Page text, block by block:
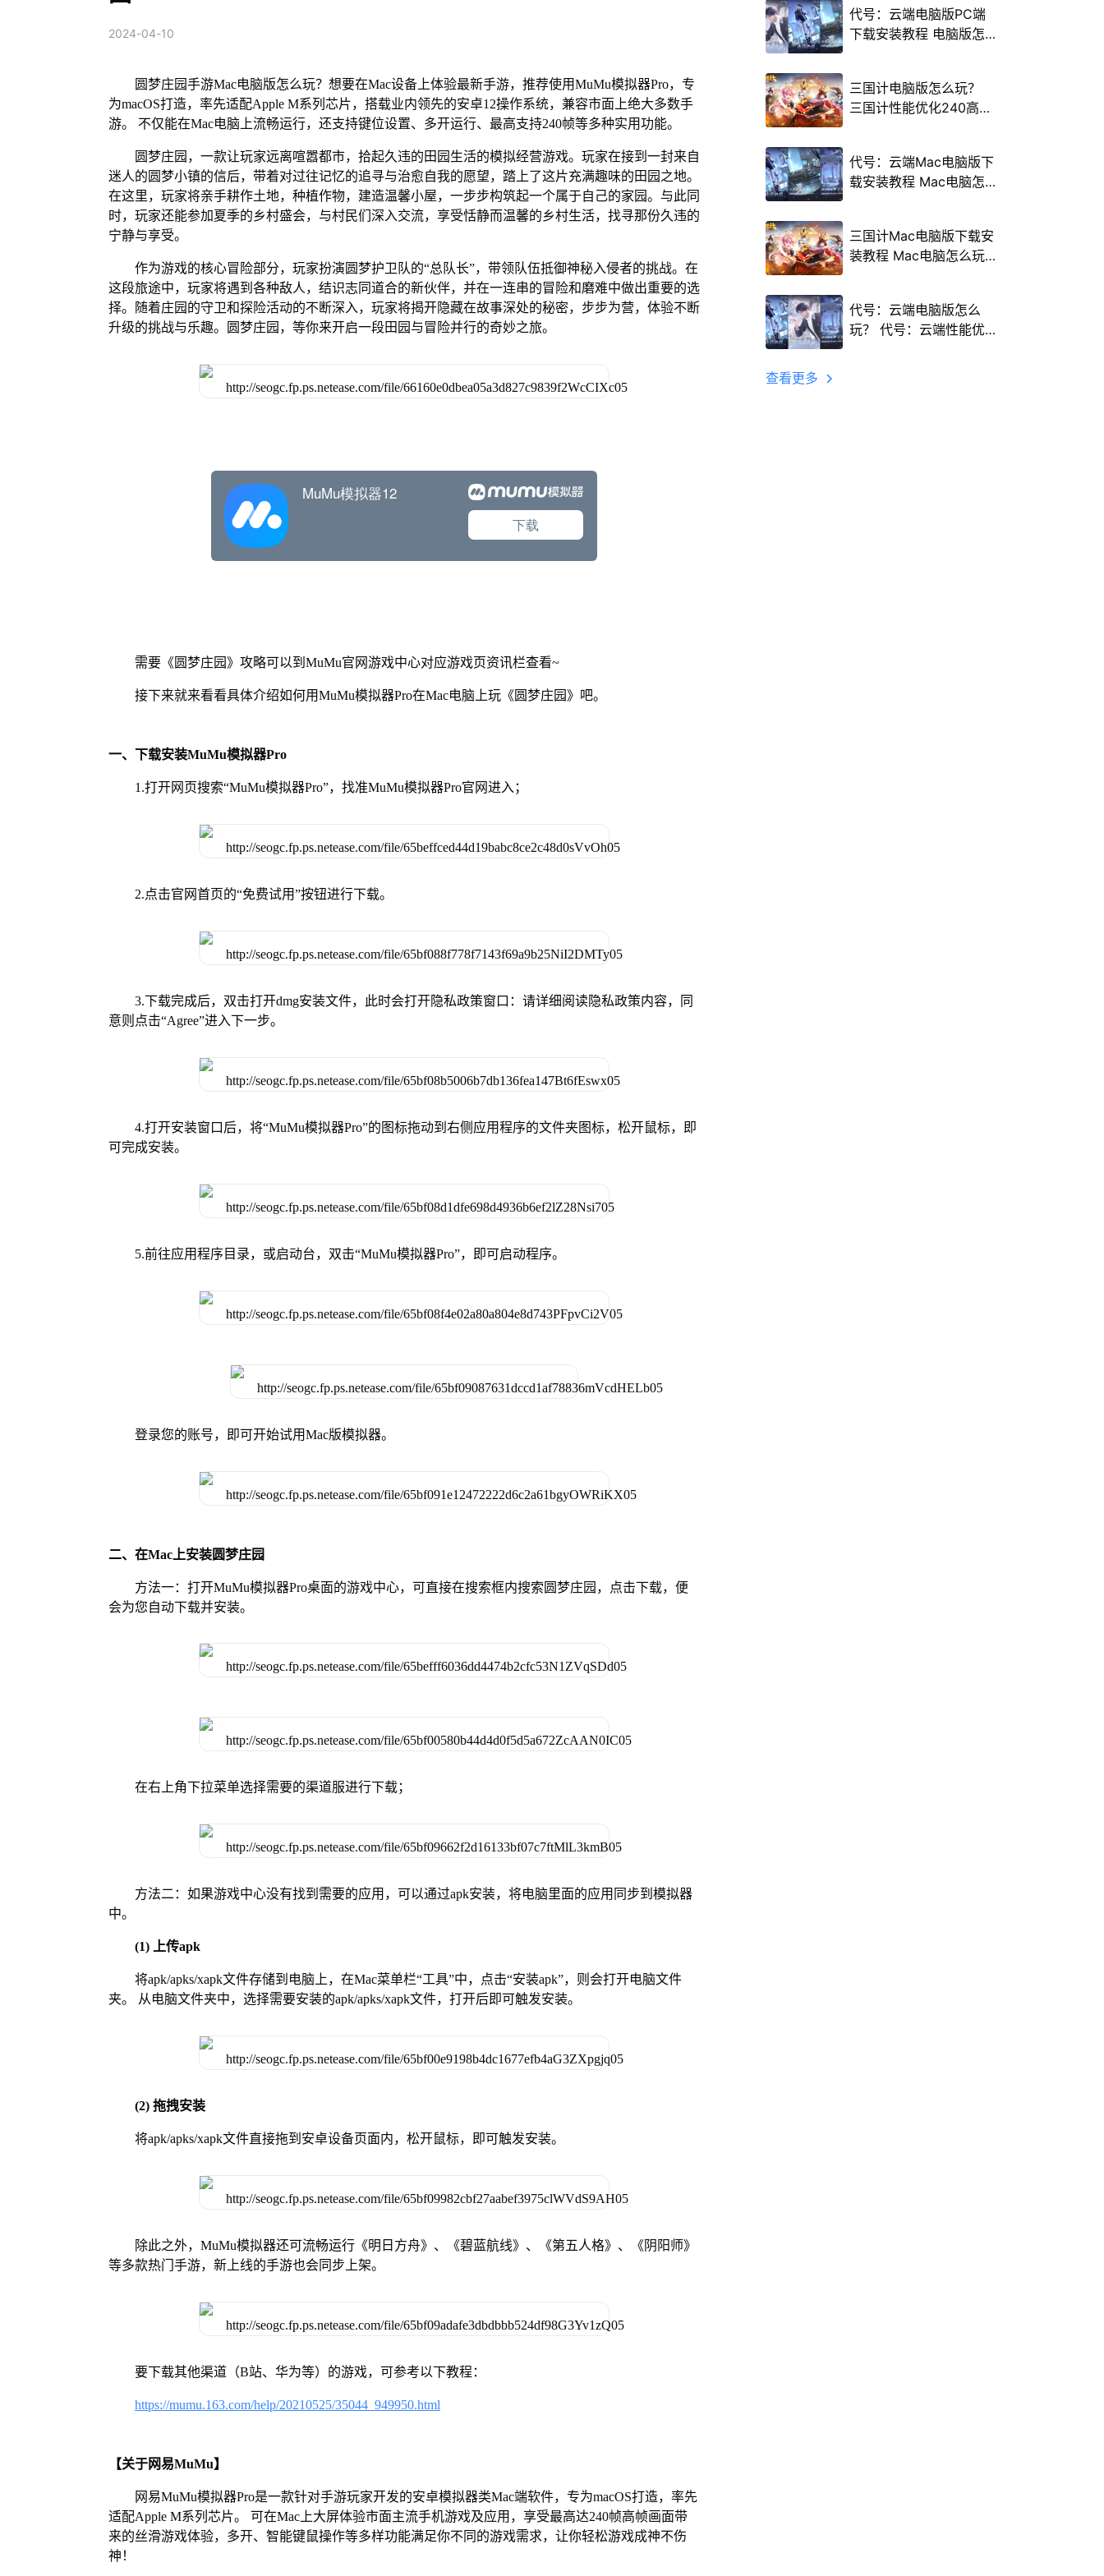
2024-04-10
圆梦庄园手游Mac电脑版怎么玩？想要在Mac设备上体验最新手游，推荐使用MuMu模拟器Pro，专
为macOS打造，率先适配Apple M系列芯片，搭载业内领先的安卓12操作系统，兼容市面上绝大多数手
游。 不仅能在Mac电脑上流畅运行，还支持键位设置、多开运行、最高支持240帧等多种实用功能。
圆梦庄园，一款让玩家远离喧嚣都市，拾起久违的田园生活的模拟经营游戏。玩家在接到一封来自
迷人的圆梦小镇的信后，带着对过往记忆的追寻与治愈自我的愿望，踏上了这片充满趣味的田园之地。
在这里，玩家将亲手耕作土地，种植作物，建造温馨小屋，一步步构筑起一个属于自己的家园。与此同
时，玩家还能参加夏季的乡村盛会，与村民们深入交流，享受恬静而温馨的乡村生活，找寻那份久违的
宁静与享受。
作为游戏的核心冒险部分，玩家扮演圆梦护卫队的“总队长”，带领队伍抵御神秘入侵者的挑战。在
这段旅途中，玩家将遇到各种敌人，结识志同道合的新伙伴，并在一连串的冒险和磨难中做出重要的选
择。随着庄园的守卫和探险活动的不断深入，玩家将揭开隐藏在故事深处的秘密，步步为营，体验不断
升级的挑战与乐趣。圆梦庄园，等你来开启一段田园与冒险并行的奇妙之旅。
需要《圆梦庄园》攻略可以到MuMu官网游戏中心对应游戏页资讯栏查看~
接下来就来看看具体介绍如何用MuMu模拟器Pro在Mac电脑上玩《圆梦庄园》吧。
一、下载安装MuMu模拟器Pro
1.打开网页搜索“MuMu模拟器Pro”，找准MuMu模拟器Pro官网进入；
2.点击官网首页的“免费试用”按钮进行下载。
3.下载完成后，双击打开dmg安装文件，此时会打开隐私政策窗口：请详细阅读隐私政策内容，同
意则点击“Agree”进入下一步。
4.打开安装窗口后，将“MuMu模拟器Pro”的图标拖动到右侧应用程序的文件夹图标，松开鼠标，即
可完成安装。
5.前往应用程序目录，或启动台，双击“MuMu模拟器Pro”，即可启动程序。
登录您的账号，即可开始试用Mac版模拟器。
二、在Mac上安装圆梦庄园
方法一：打开MuMu模拟器Pro桌面的游戏中心，可直接在搜索框内搜索圆梦庄园，点击下载，便
会为您自动下载并安装。
在右上角下拉菜单选择需要的渠道服进行下载；
方法二：如果游戏中心没有找到需要的应用，可以通过apk安装，将电脑里面的应用同步到模拟器
中。
(1) 上传apk
将apk/apks/xapk文件存储到电脑上，在Mac菜单栏“工具”中，点击“安装apk”，则会打开电脑文件
夹。 从电脑文件夹中，选择需要安装的apk/apks/xapk文件，打开后即可触发安装。
(2) 拖拽安装
将apk/apks/xapk文件直接拖到安卓设备页面内，松开鼠标，即可触发安装。
除此之外，MuMu模拟器还可流畅运行《明日方舟》、《碧蓝航线》、《第五人格》、《阴阳师》
等多款热门手游，新上线的手游也会同步上架。
要下载其他渠道（B站、华为等）的游戏，可参考以下教程：
https://mumu.163.com/help/20210525/35044_949950.html
【关于网易MuMu】
网易MuMu模拟器Pro是一款针对手游玩家开发的安卓模拟器类Mac端软件，专为macOS打造，率先
适配Apple M系列芯片。 可在Mac上大屏体验市面主流手机游戏及应用，享受最高达240帧高帧画面带
来的丝滑游戏体验，多开、智能键鼠操作等多样功能满足你不同的游戏需求，让你轻松游戏成神不伤
神！
代号：云端电脑版PC端
下载安装教程 电脑版怎
三国计电脑版怎么玩？
三国计性能优化240高帧
代号：云端Mac电脑版下
载安装教程 Mac电脑怎
三国计Mac电脑版下载安
装教程 Mac电脑怎么玩
代号：云端电脑版怎么
玩？ 代号：云端性能优
查看更多